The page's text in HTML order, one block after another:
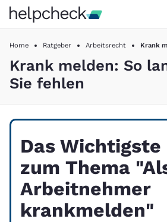
Home Ratgeber Arbeitsrecht Krank
Krank melden: So
Sie fehlen
Das Wichtigste
zum Thema
Arbeitnehmer
krankmelden"